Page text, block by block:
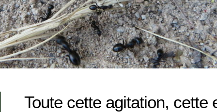
Toute cette agitation, cette